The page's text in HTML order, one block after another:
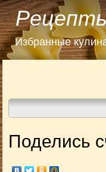
Избранные
Поделись